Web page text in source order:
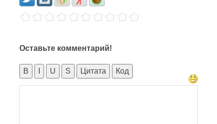
Оставьте комментарий!
B U S Цитата Код